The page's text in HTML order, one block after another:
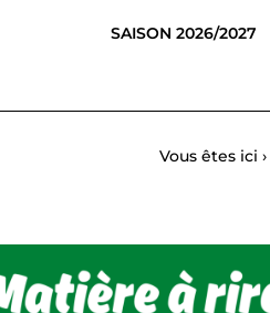
SAISON 2026/2027
Vous êtes ici ›